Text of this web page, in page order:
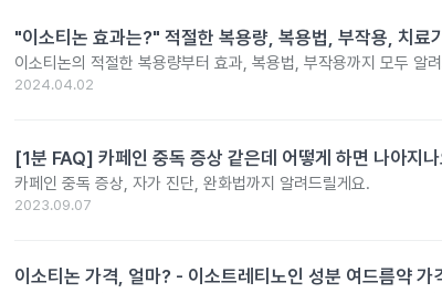
"이소티논 효과는?" 적절한 복용량, 복용법, 부작용, 치료
이소티논의 적절한 복용량부터 효과, 복용법, 부작용까지 모두 알
2024.04.02
[1분 FAQ] 카페인 중독 증상 같은데 어떻게 하면 나아지
카페인 중독 증상, 자가 진단, 완화법까지 알려드릴게요.
2023.09.07
이소티논 가격, 얼마? - 이소트레티노인 성분 여드름약 가